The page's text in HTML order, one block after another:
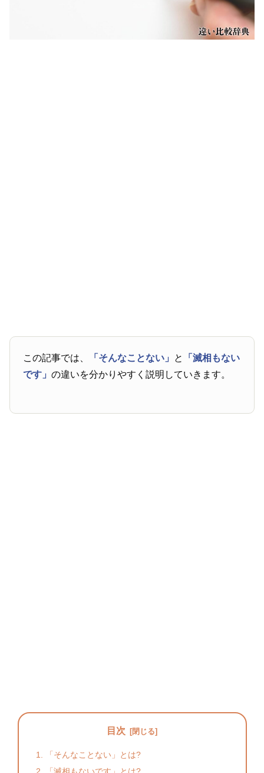
この記事では、 「そんなことない」 と
「滅相もない
です」の違いを分かりやすく説明していきます。
目次
「そんなことない」とは?
「滅相もないです」とは?